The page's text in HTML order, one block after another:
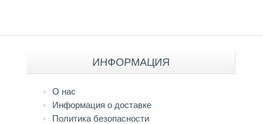
ИНФОРМАЦИЯ
О нас
Информация о доставке
Политика безопасности